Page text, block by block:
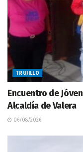
TRUJILLO
Encuentro de
Alcaldía de Valera
06/08/2026